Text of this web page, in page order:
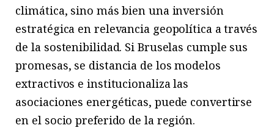
climática, sino más bien una inversión
estratégica en relevancia geopolítica a través
de la sostenibilidad. Si Bruselas cumple sus
promesas, se distancia de los modelos
extractivos e institucionaliza las
asociaciones energéticas, puede convertirse
en el socio preferido de la región.